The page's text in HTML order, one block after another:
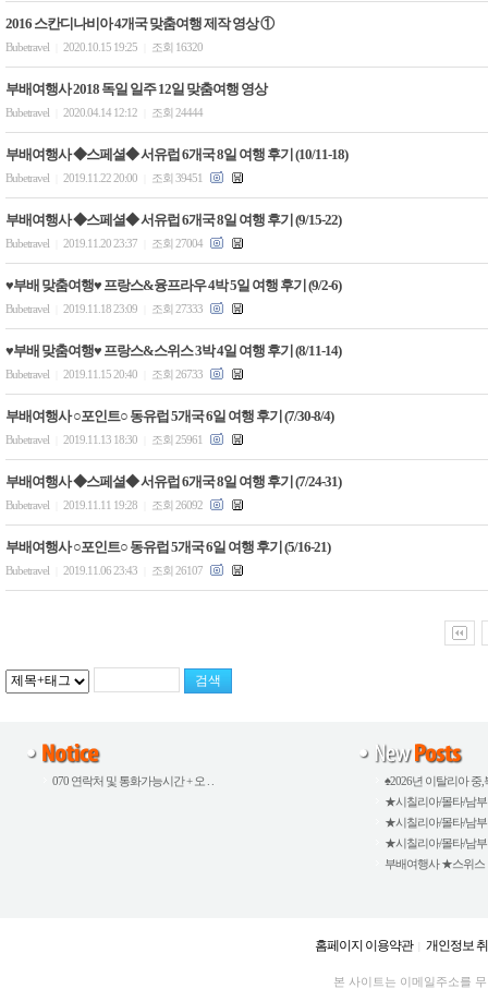
2016 스칸디나비아 4개국 맞춤여행 제작 영상 ①
Bubetravel 2020.10.15 19:25 조회 16320
부배여행사 2018 독일 일주 12일 맞춤여행 영상
Bubetravel 2020.04.14 12:12 조회 24444
부배여행사 ◆스페셜◆ 서유럽 6개국 8일 여행 후기 (10/11-18)
Bubetravel 2019.11.22 20:00 조회 39451
부배여행사 ◆스페셜◆ 서유럽 6개국 8일 여행 후기 (9/15-22)
Bubetravel 2019.11.20 23:37 조회 27004
♥부배 맞춤여행♥ 프랑스&융프라우 4박 5일 여행 후기 (9/2-6)
Bubetravel 2019.11.18 23:09 조회 27333
♥부배 맞춤여행♥ 프랑스&스위스 3박 4일 여행 후기 (8/11-14)
Bubetravel 2019.11.15 20:40 조회 26733
부배여행사 ○포인트○ 동유럽 5개국 6일 여행 후기 (7/30-8/4)
Bubetravel 2019.11.13 18:30 조회 25961
부배여행사 ◆스페셜◆ 서유럽 6개국 8일 여행 후기 (7/24-31)
Bubetravel 2019.11.11 19:28 조회 26092
부배여행사 ○포인트○ 동유럽 5개국 6일 여행 후기 (5/16-21)
Bubetravel 2019.11.06 23:43 조회 26107
♠2026년 이탈리아 중,
★시칠리아/몰타/남
★시칠리아/몰타/남
★시칠리아/몰타/남
부배여행사 ★스위스
070 연락처 및 통화가능시간 + 오 . .
홈페이지 이용약관 개인정보
본 사이트는 이메일주소를